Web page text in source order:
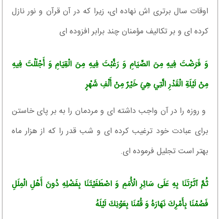
اوقات سال برترى‏ اش نهاده ‏اى، زيرا كه در آن قرآن و نور نازل
كرده ‏اى و بر تكاليف مؤمنان چند برابر افزوده ‏اى‏
وَ فَرَضْتَ فِيهِ مِنَ الصِّيَامِ وَ رَغَّبْتَ فِيهِ مِنَ الْقِيَامِ وَ أَجْلَلْتَ فِيهِ
مِنْ لَيْلَةِ الْقَدْرِ الَّتِي هِيَ خَيْرٌ مِنْ أَلْفِ شَهْرٍ
و روزه را در آن واجب داشته ‏اى و مردمان را به بر پاى خاستن
براى عبادت خود ترغيب كرده‏ اى و شب قدر را كه از هزار ماه
بهتر است تجليل فرموده‏ اى.
ثُمَّ آثَرْتَنَا بِهِ عَلَى سَائِرِ الْأُمَمِ وَ اصْطَفَيْتَنَا بِفَضْلِهِ دُونَ أَهْلِ الْمِلَلِ
فَصُمْنَا بِأَمْرِكَ نَهَارَهُ وَ قُمْنَا بِعَوْنِكَ لَيْلَهُ‏